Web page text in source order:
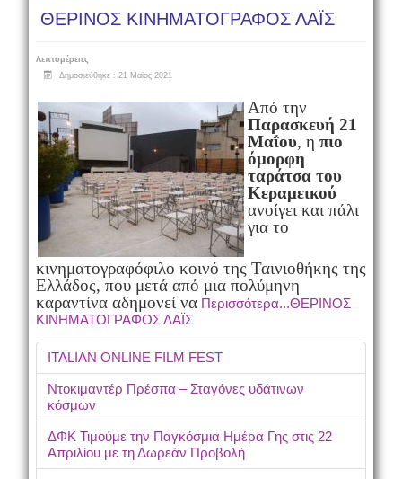
ΘΕΡΙΝΟΣ ΚΙΝΗΜΑΤΟΓΡΑΦΟΣ ΛΑΪΣ
Λεπτομέρειες
Δημοσιεύθηκε : 21 Μαϊος 2021
Από την
Παρασκευή 21
Μαΐου, η πιο
όμορφη
ταράτσα του
Κεραμεικού
ανοίγει και πάλι
για το
κινηματογραφόφιλο κοινό της Ταινιοθήκης της
Ελλάδος, που μετά από μια πολύμηνη
καραντίνα αδημονεί να Περισσότερα...ΘΕΡΙΝΟΣ
ΚΙΝΗΜΑΤΟΓΡΑΦΟΣ ΛΑΪΣ
ITALIAN ONLINE FILM FEST
Ντοκιμαντέρ Πρέσπα – Σταγόνες υδάτινων
κόσμων
ΔΦΚ Τιμούμε την Παγκόσμια Ημέρα Γης στις 22
Απριλίου με τη Δωρεάν Προβολή